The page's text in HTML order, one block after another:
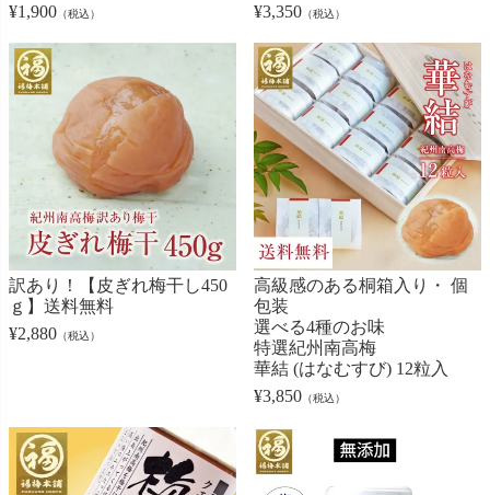
¥1,900 （税込）
¥3,350 （税込）
訳あり！【皮ぎれ梅干し450
ｇ】送料無料
¥2,880 （税込）
高級感のある桐箱入り・ 個
包装
選べる4種のお味
特選紀州南高梅
華結 (はなむすび) 12粒入
¥3,850 （税込）